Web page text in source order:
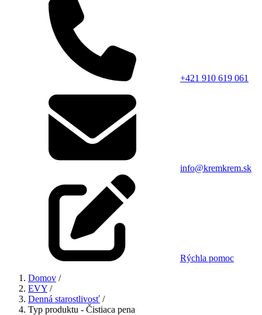
+421 910 619 061
info@kremkrem.sk
Rýchla pomoc
Domov /
EVY /
Denná starostlivosť /
Typ produktu - Čistiaca pena